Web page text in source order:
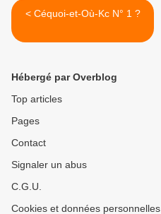
< Céquoi-et-Où-Kc N° 1 ?
Hébergé par Overblog
Top articles
Pages
Contact
Signaler un abus
C.G.U.
Cookies et données personnelles